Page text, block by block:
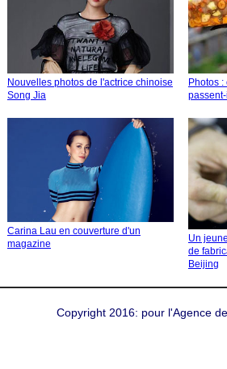
Nouvelles photos de l'actrice chinoise
Song Jia
Photos
Carina Lau en couverture d'un
magazine
Un
de
Beijing
Copyright 2016: pour l'Agence